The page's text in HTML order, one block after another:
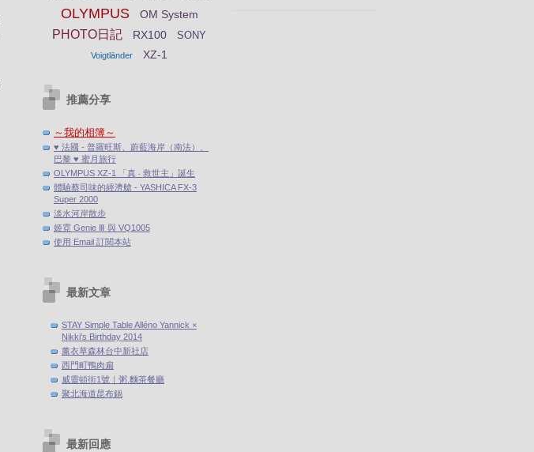
OLYMPUS OM System
PHOTO日記 RX100 SONY
Voigtländer XZ-1
推薦分享
～我的相簿～
♥ 法國 - 普羅旺斯、蔚藍海岸（南法）、
巴黎 ♥ 蜜月旅行
OLYMPUS XZ-1 「真 ‧ 救世主」誕生
體驗蔡司味的經濟艙 - YASHICA FX-3
Super 2000
淡水河岸散步
姬霓 Genie Ⅲ 與 VQ1005
使用 Email 訂閱本站
最新文章
STAY Simple Table Alléno Yannick ×
Nikki's Birthday 2014
薰衣草森林台中新社店
西門町鴨肉扁
威靈頓街1號｜粥.麵茶餐廳
聚北海道昆布鍋
最新回應